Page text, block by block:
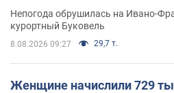
Непогода обрушилась на Ивано-
курортный Буковель
8.08.2026 09:27 29,7 т.
Женщине начислили 729